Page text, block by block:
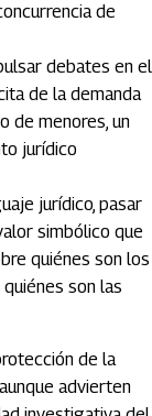
de
debates en el
de la demanda
de menores, un
jurídico
jurídico, pasar
simbólico que
quiénes son los
son las
de la
advierten